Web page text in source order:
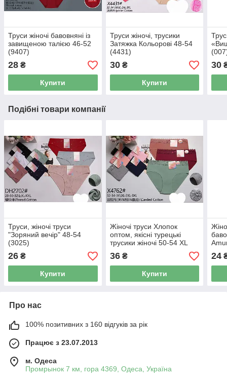
Труси жіночі бавовняні із
завищеною талією 46-52
(9407)
28 ₴
Купити
Труси жіночі, трусики
Затяжка Кольорові 48-54
(4431)
30₴
Купити
30
Подібні товари компанії
Труси, жіночі труси
"Зоряний вечір" 48-54
(3025)
26 ₴
Купити
Жіночі труси Хлопок
оптом, якісні турецькі
трусики жіночі 50-54 XL
36₴
Купити
24
Про нас
100% позитивних з 160 відгуків за рік
Працює з 23.07.2013
м. Одеса
Промрынок 7 км, гора 4369, Одеса, Україна